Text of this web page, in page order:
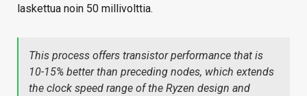
laskettua noin 50 millivolttia.
This process offers transistor performance that is
10-15% better than preceding nodes, which extends
the clock speed range of the Ryzen design and